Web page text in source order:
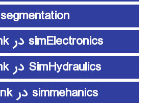
segmentation
simElectronics در Simulink
SimHydraulics در simulink
simmehanics در simulink